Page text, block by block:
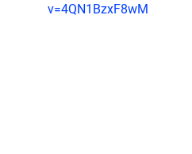
v=4QN1BzxF8wM